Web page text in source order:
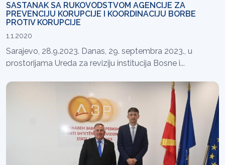
SASTANAK SA RUKOVODSTVOM AGENCIJE ZA
PREVENCIJU KORUPCIJE I KOORDINACIJU BORBE
PROTIV KORUPCIJE
1.1.2020
Sarajevo, 28.9.2023. Danas, 29. septembra 2023., u
prostorijama Ureda za reviziju institucija Bosne i...